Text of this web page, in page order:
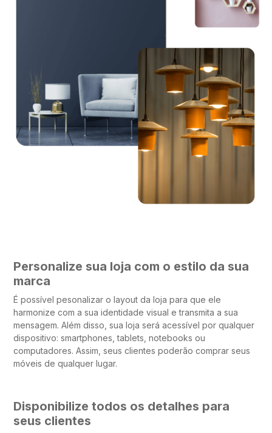
Personalize sua loja com o estilo da sua
marca
É possível pesonalizar o layout da loja para que ele
harmonize com a sua identidade visual e transmita a sua
mensagem. Além disso, sua loja será acessível por qualquer
dispositivo: smartphones, tablets, notebooks ou
computadores. Assim, seus clientes poderão comprar seus
móveis de qualquer lugar.
Disponibilize todos os detalhes para
seus clientes